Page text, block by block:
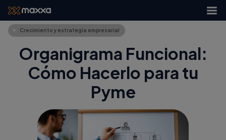
Crecimiento y estrategia empresarial
Organigrama Funcional:
Cómo Hacerlo para tu
Pyme